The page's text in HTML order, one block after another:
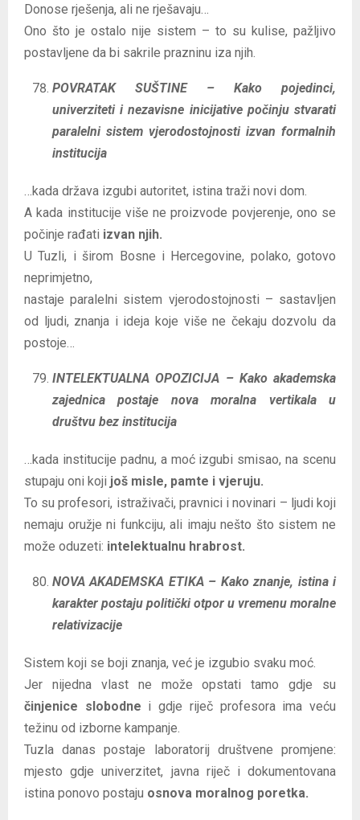
Donose rješenja, ali ne rješavaju…
Ono što je ostalo nije sistem – to su kulise, pažljivo
postavljene da bi sakrile prazninu iza njih.
POVRATAK SUŠTINE – Kako pojedinci,
univerziteti i nezavisne inicijative počinju stvarati
paralelni sistem vjerodostojnosti izvan formalnih
institucija
…kada država izgubi autoritet, istina traži novi dom.
A kada institucije više ne proizvode povjerenje, ono se
počinje rađati izvan njih.
U Tuzli, i širom Bosne i Hercegovine, polako, gotovo
neprimjetno,
nastaje paralelni sistem vjerodostojnosti – sastavljen
od ljudi, znanja i ideja koje više ne čekaju dozvolu da
postoje…
INTELEKTUALNA OPOZICIJA – Kako akademska
zajednica postaje nova moralna vertikala u
društvu bez institucija
…kada institucije padnu, a moć izgubi smisao, na scenu
stupaju oni koji još misle, pamte i vjeruju.
To su profesori, istraživači, pravnici i novinari – ljudi koji
nemaju oružje ni funkciju, ali imaju nešto što sistem ne
može oduzeti: intelektualnu hrabrost.
NOVA AKADEMSKA ETIKA – Kako znanje, istina i
karakter postaju politički otpor u vremenu moralne
relativizacije
Sistem koji se boji znanja, već je izgubio svaku moć.
Jer nijedna vlast ne može opstati tamo gdje su
činjenice slobodne i gdje riječ profesora ima veću
težinu od izborne kampanje.
Tuzla danas postaje laboratorij društvene promjene:
mjesto gdje univerzitet, javna riječ i dokumentovana
istina ponovo postaju osnova moralnog poretka.